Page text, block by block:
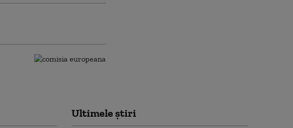
Ultimele știri